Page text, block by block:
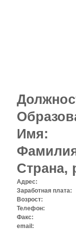
Имя:
Страна,
Адрес:
Заработная плата:
Возрост:
Телефон:
Факс:
email: